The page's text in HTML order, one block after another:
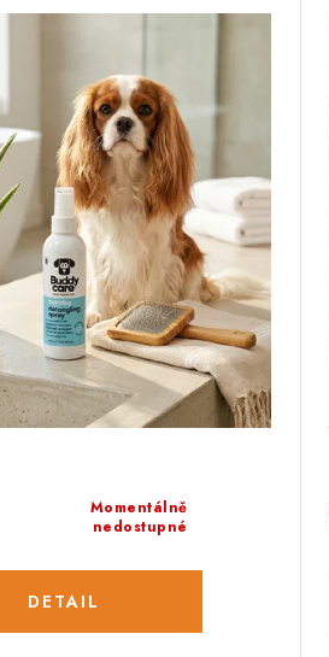
Momentálně
nedostupné